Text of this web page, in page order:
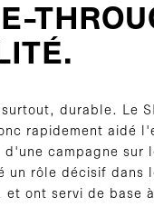
durable. Le
rapidement aidé
campagne
un rôle décisif
et ont servi de